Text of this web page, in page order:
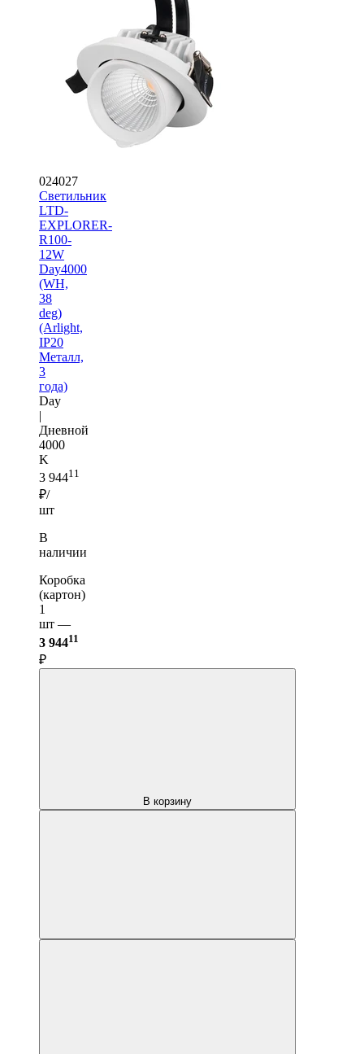
024027
Светильник
LTD-
EXPLORER-
R100-
12W
Day4000
(WH,
38
deg)
(Arlight,
IP20
Металл,
3
года)
Day
|
Дневной
4000
K
3 94411
₽/
шт
В
наличии
Коробка
(картон)
1
шт —
3 94411
₽
В корзину